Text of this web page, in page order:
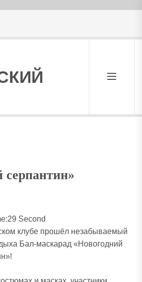
серпантин»
29 Second
клубе прошёл незабываемый
Бал-маскарад «Новогодний